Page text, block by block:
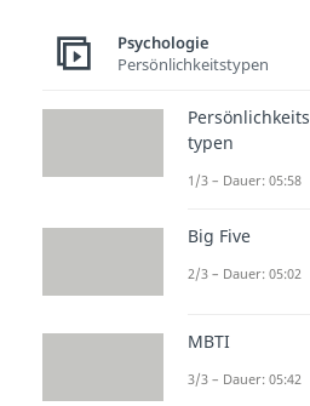
Autorität
Dauer: 04:26
Reziprozität
Dauer: 05:32
Authentizität
Dauer: 03:35
Falsche Freunde
Psychologie
Persönlichkeitstypen
Persönlichkeits
typen
1/3 – Dauer: 05:58
Big Five
2/3 – Dauer: 05:02
MBTI
3/3 – Dauer: 05:42